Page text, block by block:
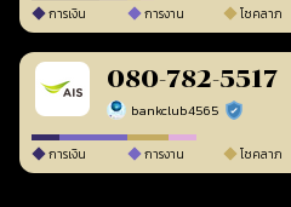
การเงิน การงาน โชคลาภ
080-782-5517
bankclub4565 ร้านยืนยันแล้ว
การเงิน การงาน โชคลาภ